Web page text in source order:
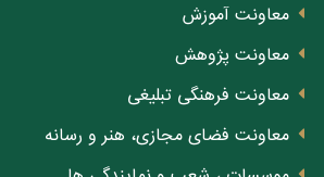
معاونت آموزش
معاونت پژوهش
معاونت فرهنگی تبلیغی
معاونت فضای مجازی، هنر و رسانه